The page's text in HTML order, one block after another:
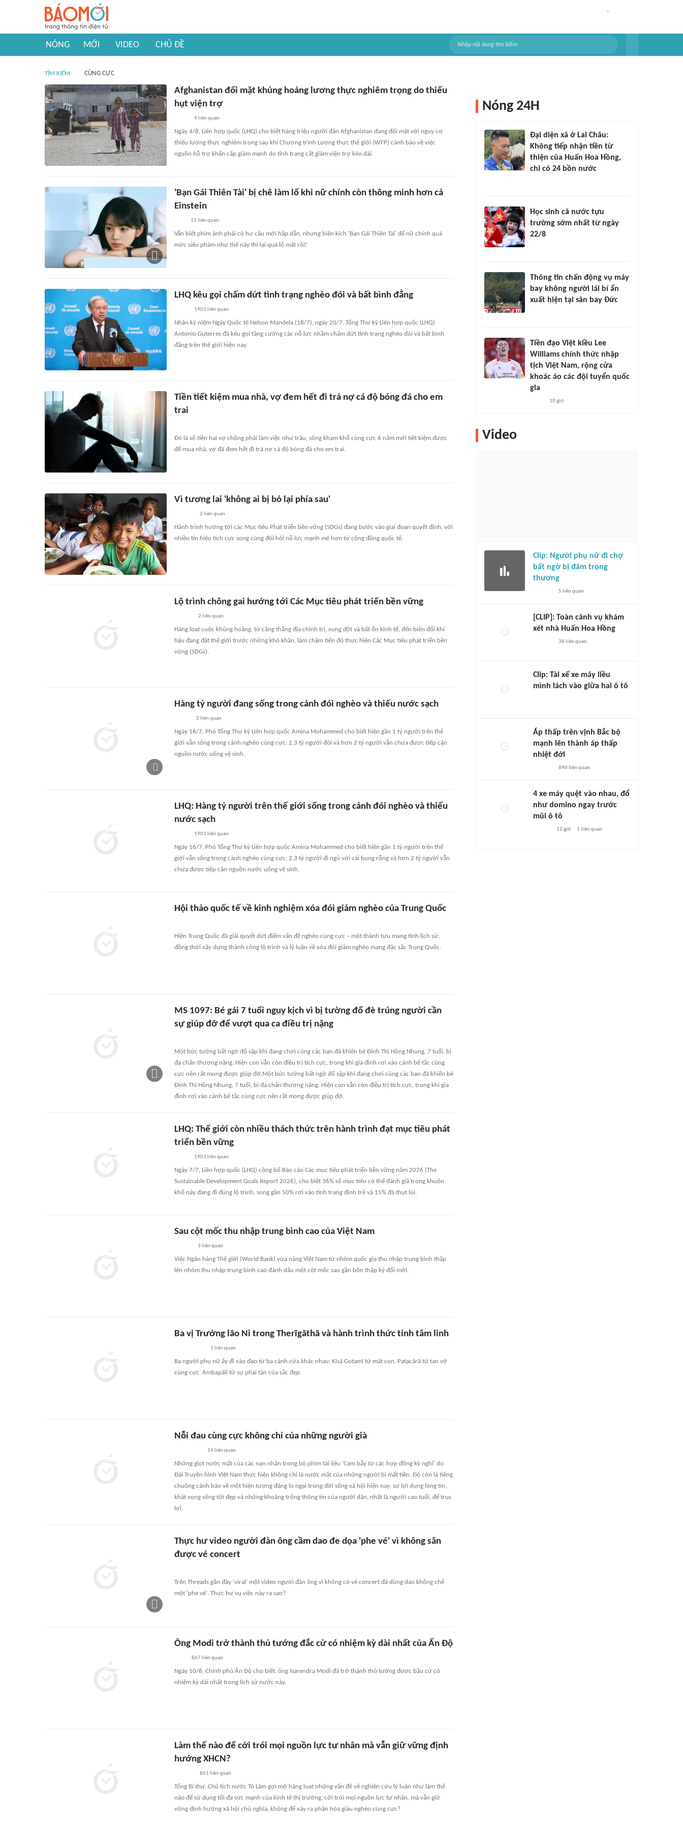
NÓNG MỚI VIDEO CHỦ ĐỀ
TÌM KIẾM CÙNG CỰC
Afghanistan đối mặt khủng hoảng lương thực nghiêm trọng do thiếu
hụt viện trợ
4 liên quan
Ngày 4/8, Liên hợp quốc (LHQ) cho biết hàng triệu người dân Afghanistan đang đối mặt với nguy cơ
thiếu lương thực nghiêm trọng sau khi Chương trình Lương thực thế giới (WFP) cảnh báo về việc
nguồn hỗ trợ khẩn cấp giảm mạnh do tình trạng cắt giảm viện trợ kéo dài.
'Bạn Gái Thiên Tài' bị chê làm lố khi nữ chính còn thông minh hơn cả
Einstein
11 liên quan
Vẫn biết phim ảnh phải có hư cấu mới hấp dẫn, nhưng biên kịch 'Bạn Gái Thiên Tài' để nữ chính quá
mức siêu phàm như thế này thì lại quá lố mất rồi!
LHQ kêu gọi chấm dứt tình trạng nghèo đói và bất bình đẳng
1901 liên quan
Nhân kỷ niệm Ngày Quốc tế Nelson Mandela (18/7), ngày 20/7, Tổng Thư ký Liên hợp quốc (LHQ)
Antonio Guterres đã kêu gọi tăng cường các nỗ lực nhằm chấm dứt tình trạng nghèo đói và bất bình
đẳng trên thế giới hiện nay.
Tiền tiết kiệm mua nhà, vợ đem hết đi trả nợ cá độ bóng đá cho em
trai
Đó là số tiền hai vợ chồng phải làm việc như trâu, sống kham khổ cùng cực 6 năm mới tiết kiệm được
để mua nhà, vợ đã đem hết đi trả nợ cá độ bóng đá cho em trai.
Vì tương lai 'không ai bị bỏ lại phía sau'
2 liên quan
Hành trình hướng tới các Mục tiêu Phát triển bền vững (SDGs) đang bước vào giai đoạn quyết định, với
nhiều tín hiệu tích cực song cũng đòi hỏi nỗ lực mạnh mẽ hơn từ cộng đồng quốc tế.
Lộ trình chông gai hướng tới Các Mục tiêu phát triển bền vững
2 liên quan
Hàng loạt cuộc khủng hoảng, từ căng thẳng địa chính trị, xung đột và bất ổn kinh tế, đến biến đổi khí
hậu đang đặt thế giới trước những khó khăn, làm chậm tiến độ thực hiện Các Mục tiêu phát triển bền
vững (SDGs).
Hàng tỷ người đang sống trong cảnh đói nghèo và thiếu nước sạch
2 liên quan
Ngày 16/7, Phó Tổng Thư ký Liên hợp quốc Amina Mohammed cho biết hiện gần 1 tỷ người trên thế
giới vẫn sống trong cảnh nghèo cùng cực; 2,3 tỷ người đói và hơn 2 tỷ người vẫn chưa được tiếp cận
nguồn nước uống vệ sinh.
LHQ: Hàng tỷ người trên thế giới sống trong cảnh đói nghèo và thiếu
nước sạch
1901 liên quan
Ngày 16/7, Phó Tổng Thư ký Liên hợp quốc Amina Mohammed cho biết hiện gần 1 tỷ người trên thế
giới vẫn sống trong cảnh nghèo cùng cực; 2,3 tỷ người đi ngủ với cái bụng rỗng và hơn 2 tỷ người vẫn
chưa được tiếp cận nguồn nước uống vệ sinh.
Hội thảo quốc tế về kinh nghiệm xóa đói giảm nghèo của Trung Quốc
Hiện Trung Quốc đã giải quyết dứt điểm vấn đề nghèo cùng cực – một thành tựu mang tính lịch sử;
đồng thời xây dựng thành công lộ trình và lý luận về xóa đói giảm nghèo mang đặc sắc Trung Quốc.
MS 1097: Bé gái 7 tuổi nguy kịch vì bị tường đổ đè trúng người cần
sự giúp đỡ để vượt qua ca điều trị nặng
Một bức tường bất ngờ đổ sập khi đang chơi cùng các bạn đã khiến bé Đinh Thị Hồng Nhung, 7 tuổi, bị
đa chấn thương nặng. Hiện con vẫn còn điều trị tích cực, trong khi gia đình rơi vào cảnh bế tắc cùng
cực nên rất mong được giúp đỡ.Một bức tường bất ngờ đổ sập khi đang chơi cùng các bạn đã khiến bé
Đinh Thị Hồng Nhung, 7 tuổi, bị đa chấn thương nặng. Hiện con vẫn còn điều trị tích cực, trong khi gia
đình rơi vào cảnh bế tắc cùng cực nên rất mong được giúp đỡ.
LHQ: Thế giới còn nhiều thách thức trên hành trình đạt mục tiêu phát
triển bền vững
1901 liên quan
Ngày 7/7, Liên hợp quốc (LHQ) công bố Báo cáo Các mục tiêu phát triển bền vững năm 2026 (The
Sustainable Development Goals Report 2026), cho biết 36% số mục tiêu có thể đánh giá trong khuôn
khổ này đang đi đúng lộ trình, song gần 50% rơi vào tình trạng đình trệ và 15% đã thụt lùi.
Sau cột mốc thu nhập trung bình cao của Việt Nam
3 liên quan
Việc Ngân hàng Thế giới (World Bank) vừa nâng Việt Nam từ nhóm quốc gia thu nhập trung bình thấp
lên nhóm thu nhập trung bình cao đánh dấu một cột mốc sau gần bốn thập kỷ đổi mới.
Ba vị Trưởng lão Ni trong Therīgāthā và hành trình thức tỉnh tâm linh
1 liên quan
Ba người phụ nữ ấy đi vào đạo từ ba cánh cửa khác nhau: Kisā Gotamī từ mất con, Patạcārā từ tan vỡ
cùng cực, Ambapālī từ sự phai tàn của sắc đẹp.
Nỗi đau cùng cực không chỉ của những người già
14liên quan
Những giọt nước mắt của các nạn nhân trong bộ phim tài liệu 'Cạm bẫy từ các hợp đồng kỳ nghỉ' do
Đài Truyền hình Việt Nam thực hiện không chỉ là nước mắt của những người bị mất tiền. Đó còn là tiếng
chuông cảnh báo về một hiện tượng đáng lo ngại trong đời sống xã hội hiện nay: sự lợi dụng lòng tin,
khát vọng sống tốt đẹp và những khoảng trống thông tin của người dân, nhất là người cao tuổi, để trục
lợi.
Thực hư video người đàn ông cầm dao đe dọa 'phe vé' vì không săn
được vé concert
Trên Threads gần đây 'viral' một video người đàn ông vì không có vé concert đã dùng dao khống chế
một 'phe vé'. Thực hư vụ việc này ra sao?
Ông Modi trở thành thủ tướng đắc cử có nhiệm kỳ dài nhất của Ấn Độ
867liên quan
Ngày 10/6, Chính phủ Ấn Độ cho biết, ông Narendra Modi đã trở thành thủ tướng được bầu cử có
nhiệm kỳ dài nhất trong lịch sử nước này.
Làm thế nào để cởi trói mọi nguồn lực tư nhân mà vẫn giữ vững định
hướng XHCN?
861 liên quan
Tổng Bí thư, Chủ tịch nước Tô Lâm gợi mở hàng loạt những vấn đề về nghiên cứu lý luận như làm thế
nào để sử dụng tối đa sức mạnh của kinh tế thị trường, cởi trói mọi nguồn lực tư nhân, mà vẫn giữ
vững định hướng xã hội chủ nghĩa, không để xảy ra phân hóa giàu nghèo cùng cực?
Nóng 24H
Đại diện xã ở Lai Châu:
Không tiếp nhận tiền từ
thiện của Huấn Hoa Hồng,
chỉ có 24 bồn nước
Học sinh cả nước tựu
trường sớm nhất từ ngày
22/8
Thông tin chấn động vụ máy
bay không người lái bí ẩn
xuất hiện tại sân bay Đức
Tiền đạo Việt kiều Lee
Williams chính thức nhập
tịch Việt Nam, rộng cửa
khoác áo các đội tuyển quốc
gia
10 giờ
Video
Clip: Người phụ nữ đi chợ
bất ngờ bị đâm trọng
thương
5 liên quan
[CLIP]: Toàn cảnh vụ khám
xét nhà Huấn Hoa Hồng
38 liên quan
Clip: Tài xế xe máy liều
mình lách vào giữa hai ô tô
Áp thấp trên vịnh Bắc bộ
mạnh lên thành áp thấp
nhiệt đới
896 liên quan
4 xe máy quệt vào nhau, đổ
như domino ngay trước
mũi ô tô
12 giờ 1 liên quan